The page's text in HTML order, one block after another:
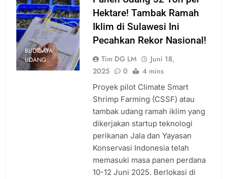
BUDIDAYA
UDANG
Hektare! Tambak Ramah
Iklim di Sulawesi Ini
Pecahkan Rekor Nasional!
Tim DG LM
Juni 18,
2025
0 4 mins
Proyek pilot Climate Smart
Shrimp Farming (CSSF) atau
tambak udang ramah iklim yang
dikerjakan startup teknologi
perikanan Jala dan Yayasan
Konservasi Indonesia telah
memasuki masa panen perdana
10-12 Juni 2025. Berlokasi di